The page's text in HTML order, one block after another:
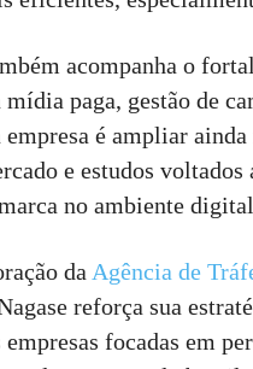
acompanha o
mídia paga, gestão de
é ampliar
e estudos
no ambiente
da Agência de
reforça sua
empresas focadas em